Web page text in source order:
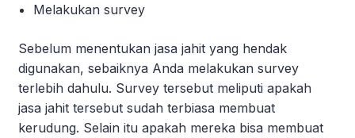
Melakukan survey
Sebelum menentukan jasa jahit yang hendak
digunakan, sebaiknya Anda melakukan survey
terlebih dahulu. Survey tersebut meliputi apakah
jasa jahit tersebut sudah terbiasa membuat
kerudung. Selain itu apakah mereka bisa membuat